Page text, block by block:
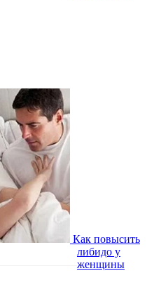
Как повысить
либидо у
женщины